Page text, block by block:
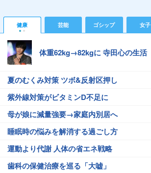
健康 芸能 ゴシップ 女子
体重62kg→82kgに 寺田心の生活
夏のむくみ対策 ツボ&反射区押し
紫外線対策がビタミンD不足に
母が娘に減量強要→家庭内別居へ
睡眠時の悩みを解消する過ごし方
運動より代謝 人体の省エネ戦略
歯科の保健治療を巡る「大嘘」